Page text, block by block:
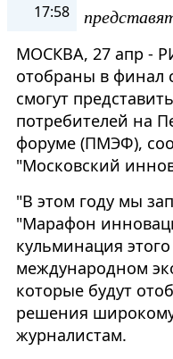
17:58
МОСКВА, 27 апр -
отобраны в финал
смогут
потребителей на
форуме (ПМЭФ),
"Московский
"В этом году мы
"Марафон
кульминация
международном
которые будут
решения широкому
журналистам.